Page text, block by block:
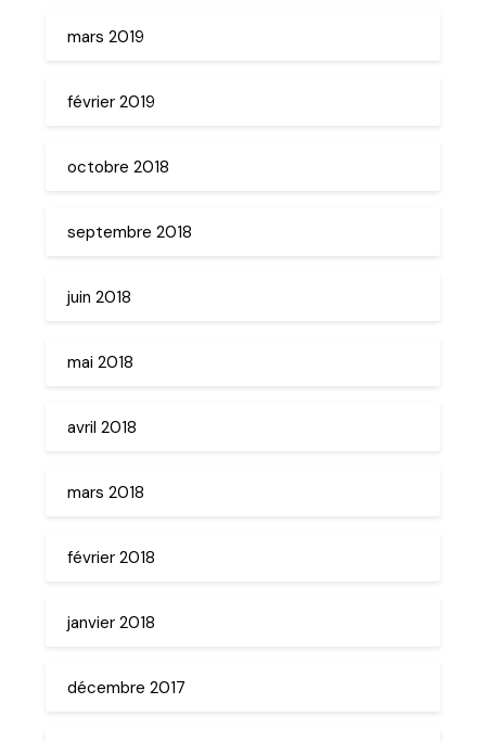
mars 2019
février 2019
octobre 2018
septembre 2018
juin 2018
mai 2018
avril 2018
mars 2018
février 2018
janvier 2018
décembre 2017